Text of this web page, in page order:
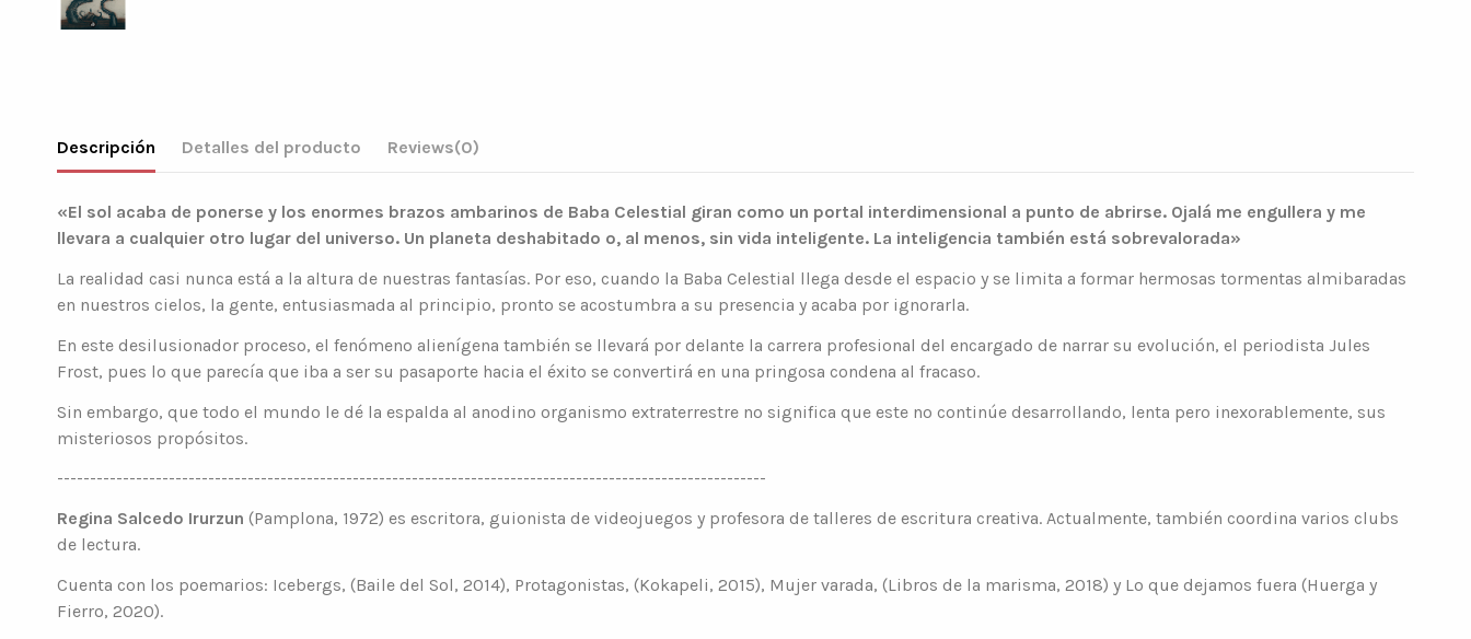
Descripción Detalles del producto Reviews(0)
«El sol acaba de ponerse y los enormes brazos ambarinos de Baba Celestial giran como un portal interdimensional a punto de abrirse. Ojalá me engullera y me
llevara a cualquier otro lugar del universo. Un planeta deshabitado o, al menos, sin vida inteligente. La inteligencia también está sobrevalorada»
La realidad casi nunca está a la altura de nuestras fantasías. Por eso, cuando la Baba Celestial llega desde el espacio y se limita a formar hermosas tormentas almibaradas
en nuestros cielos, la gente, entusiasmada al principio, pronto se acostumbra a su presencia y acaba por ignorarla.
En este desilusionador proceso, el fenómeno alienígena también se llevará por delante la carrera profesional del encargado de narrar su evolución, el periodista Jules
Frost, pues lo que parecía que iba a ser su pasaporte hacia el éxito se convertirá en una pringosa condena al fracaso.
Sin embargo, que todo el mundo le dé la espalda al anodino organismo extraterrestre no significa que este no continúe desarrollando, lenta pero inexorablemente, sus
misteriosos propósitos.
------------------------------------------------------------------------------------------------------------
Regina Salcedo Irurzun (Pamplona, 1972) es escritora, guionista de videojuegos y profesora de talleres de escritura creativa. Actualmente, también coordina varios clubs
de lectura.
Cuenta con los poemarios: Icebergs, (Baile del Sol, 2014), Protagonistas, (Kokapeli, 2015), Mujer varada, (Libros de la marisma, 2018) y Lo que dejamos fuera (Huerga y
Fierro, 2020).